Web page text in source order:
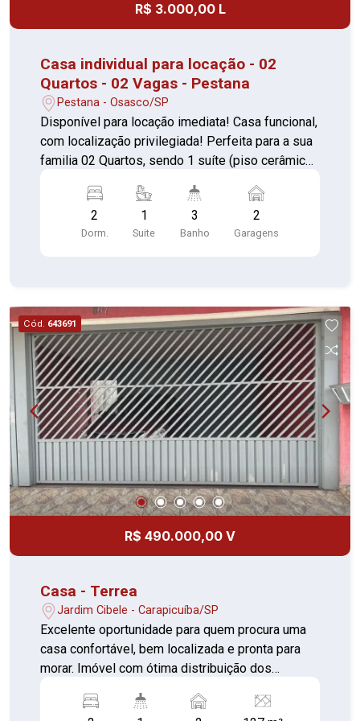
R$ 3.000,00 L
Casa individual para locação - 02
Quartos - 02 Vagas - Pestana
Pestana - Osasco/SP
Disponível para locação imediata! Casa funcional,
com localização privilegiada! Perfeita para a sua
familia 02 Quartos, sendo 1 suíte (piso cerâmica)
de jantar (piso cerâmica) Cozinha com armários, e
mesa com cadeiras (piso cerâmica) Edícula com
guarda roupas 03 Banheiros, sendo 1 da suíte
mercados, creches, UBS Fácil acesso as
principais vias da cidade. Agende sua visita e
confirme!
2
Dorm.
1
Suite
3
Banho
2
Garagens
Cód. 643691
R$ 490.000,00 V
Casa - Terrea
Jardim Cibele - Carapicuíba/SP
Excelente oportunidade para quem procura uma
casa confortável, bem localizada e pronta para
morar. Imóvel com ótima distribuição dos
região com completa infraestrutura, próximo a